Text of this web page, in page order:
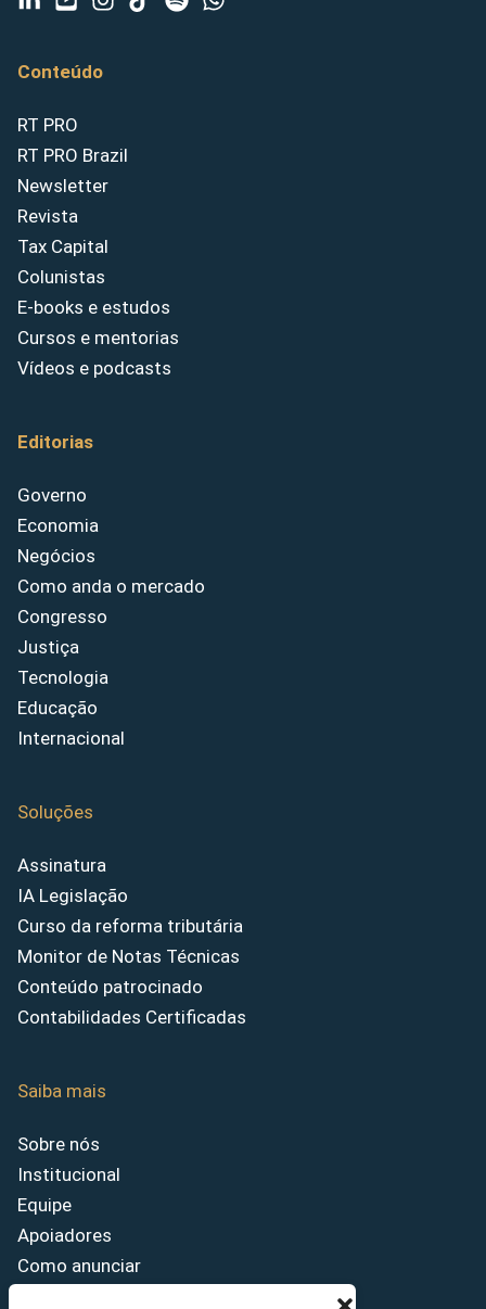
Conteúdo
RT PRO
RT PRO Brazil
Newsletter
Revista
Tax Capital
Colunistas
E-books e estudos
Cursos e mentorias
Vídeos e podcasts
Editorias
Governo
Economia
Negócios
Como anda o mercado
Congresso
Justiça
Tecnologia
Educação
Internacional
Soluções
Assinatura
IA Legislação
Curso da reforma tributária
Monitor de Notas Técnicas
Conteúdo patrocinado
Contabilidades Certificadas
Saiba mais
Sobre nós
Institucional
Equipe
Apoiadores
Como anunciar